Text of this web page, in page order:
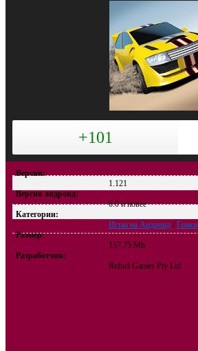
+101
Версия:
1.121
Версия андроид:
6.0 и новее
Категории:
Игры на Андроид /Гонки
Размер:
157.75 Mb
Разработчик:
Refuel Games Pty Ltd